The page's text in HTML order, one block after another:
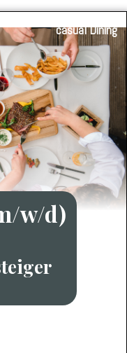
casual Dining
w/d)